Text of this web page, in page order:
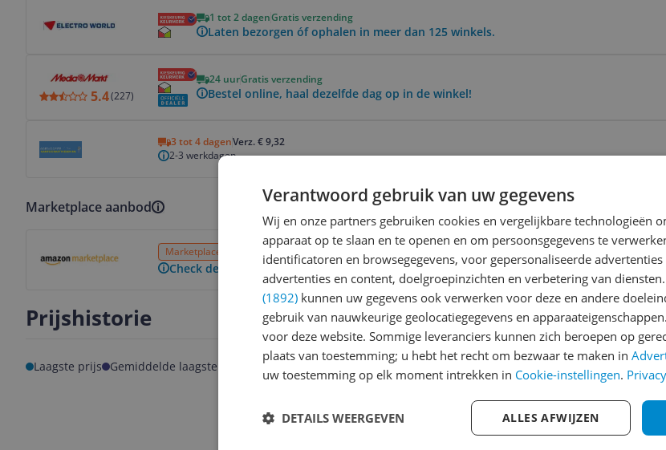
1 tot 2 dagenGratis verzending
Laten bezorgen óf ophalen in meer dan 125 winkels.
5.4(227)
24 uurGratis verzending
Bestel online, haal dezelfde dag op in de winkel!
3 tot 4 dagenVerz. € 9,32
2-3 werkdagen
Marketplace aanbod
Marketplace 3 tot 4 dagen Gratis verzending
Check de website voor de levertijd | Gratis bezorgd > €20,-
Prijshistorie
Laagste prijs Gemiddelde laagste prijs 3m
Verantwoord gebruik van uw gegevens
Wij en onze partners gebruiken cookies en vergelijkbare technologieën
apparaat op te slaan en te openen en om persoonsgegevens te
identificatoren en browsegegevens, voor gepersonaliseerde
advertenties en content, doelgroepinzichten en verbetering van diensten.
(1892) kunnen uw gegevens ook verwerken voor deze en andere
gebruik van nauwkeurige geolocatiegegevens en
voor deze website. Sommige leveranciers kunnen zich beroepen op
plaats van toestemming; u hebt het recht om bezwaar te maken in
uw toestemming op elk moment intrekken in Cookie-instellingen.
ALLES AFWIJZEN
DETAILS WEERGEVEN